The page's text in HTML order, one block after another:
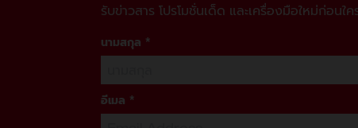
รับข่าวสาร โปรโมชั่นเด็ด และเครื่องมือใหม่ก่อนใค
นามสกุล *
อีเมล *